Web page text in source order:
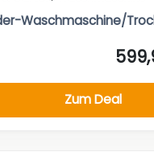
Waschmaschine/
Zum Deal